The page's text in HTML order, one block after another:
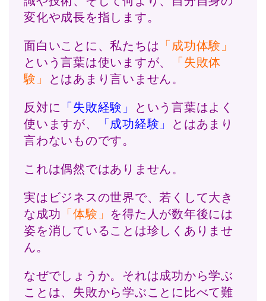
変化や成長を指します。
面白いことに、私たちは
「成功体験」
という言葉は使いますが、
「失敗体
験」
とはあまり言いません。
反対に 「失敗経験」
という言葉はよく
使いますが、
「成功経験」
とはあまり
言わないものです。
これは偶然ではありません。
実はビジネスの世界で、若くして大き
な成功 「体験」 を得た人が数年後には
姿を消していることは珍しくありませ
ん。
なぜでしょうか。それは成功から学ぶ
ことは、失敗から学ぶことに比べて難